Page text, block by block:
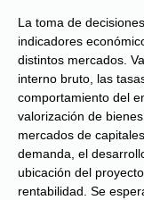
La toma de
indicadores
distintos mercados.
interno bruto, las
comportamiento del
valorización de
mercados de
demanda, el
ubicación del
rentabilidad. Se